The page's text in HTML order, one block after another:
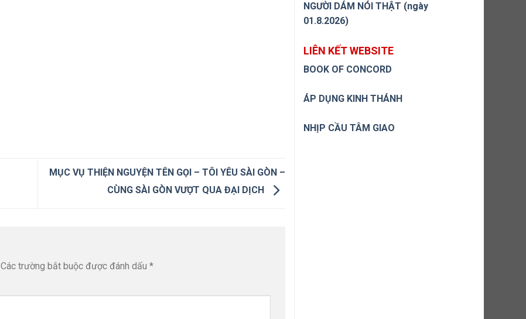
MỤC VỤ THIỆN NGUYỆN TÊN GỌI – TÔI YÊU SÀI GÒN –
CÙNG SÀI GÒN VƯỢT QUA ĐẠI DỊCH
Các trường bắt buộc được đánh dấu *
NGƯỜI DÁM NÓI THẬT (ngày
01.8.2026)
LIÊN KẾT WEBSITE
BOOK OF CONCORD
ÁP DỤNG KINH THÁNH
NHỊP CẦU TÂM GIAO